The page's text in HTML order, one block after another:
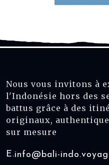
Nous vous invitons à
l'Indonésie hors des
battus grâce à des
originaux,
sur mesure
E.info@bali-